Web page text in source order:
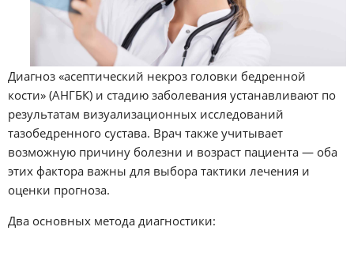
Диагноз «асептический некроз головки бедренной
кости» (АНГБК) и стадию заболевания устанавливают по
результатам визуализационных исследований
тазобедренного сустава. Врач также учитывает
возможную причину болезни и возраст пациента — оба
этих фактора важны для выбора тактики лечения и
оценки прогноза.
Два основных метода диагностики: